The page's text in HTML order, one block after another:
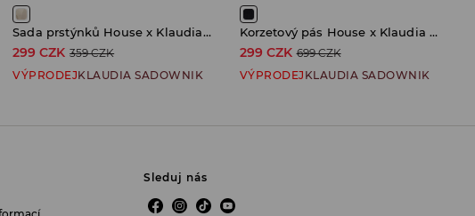
Sada prstýnků House x Klaudia Sadownik
299 CZK 359 CZK
VÝPRODEJKLAUDIA SADOWNIK
Korzetový pás House x Klaudia Sadownik
299 CZK 699 CZK
VÝPRODEJ KLAUDIA SADOWNIK
Sleduj nás